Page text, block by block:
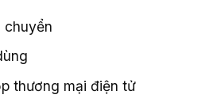
chuyển
thương mại điện tử